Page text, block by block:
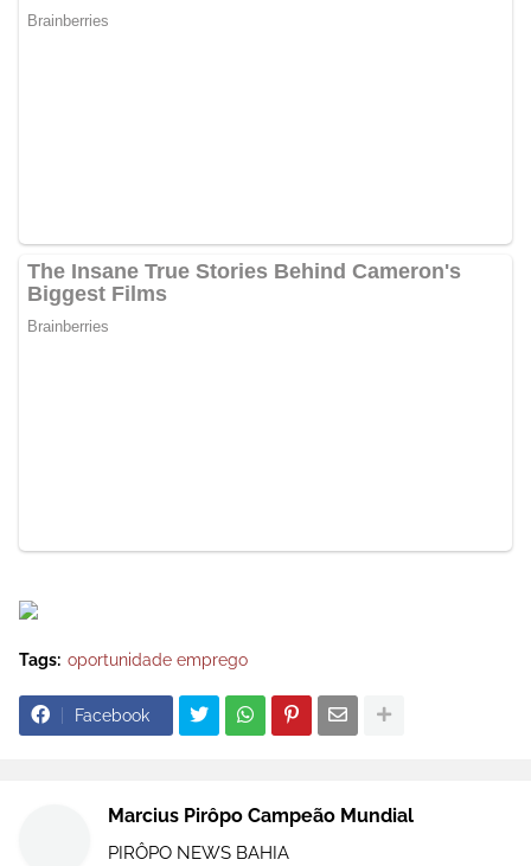
Tags: oportunidade emprego
Facebook
Marcius Pirôpo Campeão Mundial
PIRÔPO NEWS BAHIA